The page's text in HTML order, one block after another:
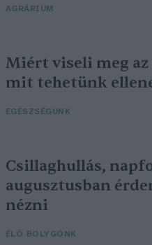
AGRÁRIUM
Miért viseli meg az
mit tehetünk
EGÉSZSÉGÜNK
Csillaghullás,
augusztusban
nézni
ÉLŐ BOLYGÓNK